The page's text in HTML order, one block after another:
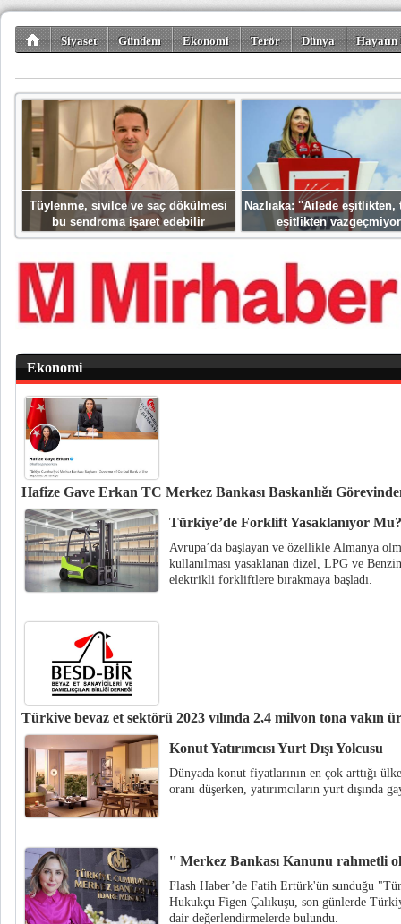
Siyaset Gündem Ekonomi Terör Dünya
Tüylenme, sivilce ve saç dökülmesi
bu sendroma işaret edebilir
Nazlıaka: ''Ailede eşitlikten,
eşitlikten
Ekonomi
Hafize Gaye Erkan TC Merkez Bankası Başkanlığı
Türkiye Cumhuriyet Merkez Bankası Başkanı Hafize Gaye Erkan
Türkiye’de Forklift Yasaklanıyor Mu?
Avrupa’da başlayan ve özellikle Almanya
kullanılması yasaklanan dizel, LPG ve
elektrikli forkliftlere bırakmaya başladı.
Türkiye beyaz et sektörü 2023 yılında 2,4 milyon tona yakın
Beyaz Et Sanayicileri ve Damızlıkçıları Birliği Derneği (BESD-BİR)
Ankara’da gerçekleştirildi.
Konut Yatırımcısı Yurt Dışı Yolcusu
Dünyada konut fiyatlarının en çok arttığı
oranı düşerken, yatırımcıların yurt dışında
'' Merkez Bankası Kanunu rahmetli
Flash Haber’de Fatih Ertürk'ün sunduğu
Hukukçu Figen Çalıkuşu, son günlerde
dair değerlendirmelerde bulundu.